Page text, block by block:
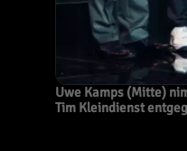
Uwe Kamps (Mitte)
Tim Kleindienst